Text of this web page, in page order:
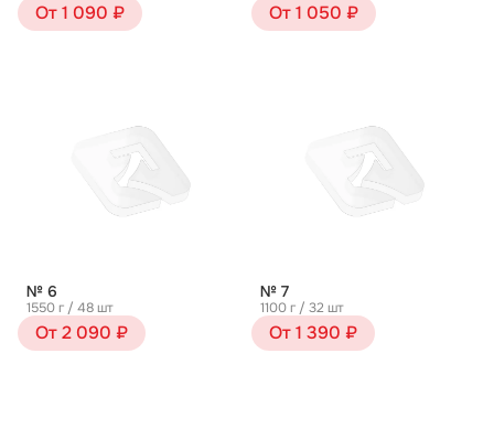
От 1 090 ₽ От 1 050 ₽
№ 6
1550 г / 48 шт
От 2 090 ₽
№ 7
1100 г / 32 шт
От 1 390 ₽